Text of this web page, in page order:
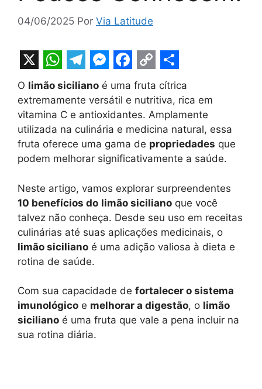
04/06/2025 Por Via Latitude
X W
h
a
t
s
p
p
T
e
l
e
g
a
m
M
e
s
s
e
g
e
r
F
a
c
e
b
o
k
C
o
p
y
L
n
k
S
h
a
r
e
O limão siciliano é uma fruta cítrica
extremamente versátil e nutritiva, rica em
vitamina C e antioxidantes. Amplamente
utilizada na culinária e medicina natural, essa
fruta oferece uma gama de propriedades que
podem melhorar significativamente a saúde.
Neste artigo, vamos explorar surpreendentes
10 benefícios do limão siciliano que você
talvez não conheça. Desde seu uso em receitas
culinárias até suas aplicações medicinais, o
limão siciliano é uma adição valiosa à dieta e
rotina de saúde.
Com sua capacidade de fortalecer o sistema
imunológico e melhorar a digestão, o limão
siciliano é uma fruta que vale a pena incluir na
sua rotina diária.